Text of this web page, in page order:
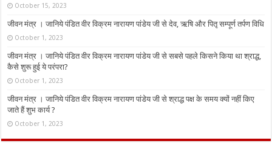
October 15, 2023
जीवन मंत्र । जानिये पंडित वीर विक्रम नारायण पांडेय जी से देव, ऋषि और पितृ सम्पूर्ण तर्पण विधि
October 1, 2023
जीवन मंत्र । जानिये पंडित वीर विक्रम नारायण पांडेय जी से सबसे पहले किसने किया था श्राद्ध,
कैसे शुरू हुई ये परंपरा?
October 1, 2023
जीवन मंत्र । जानिये पंडित वीर विक्रम नारायण पांडेय जी से श्राद्ध पक्ष के समय क्यों नहीं किए
जाते हैं शुभ कार्य ?
October 1, 2023